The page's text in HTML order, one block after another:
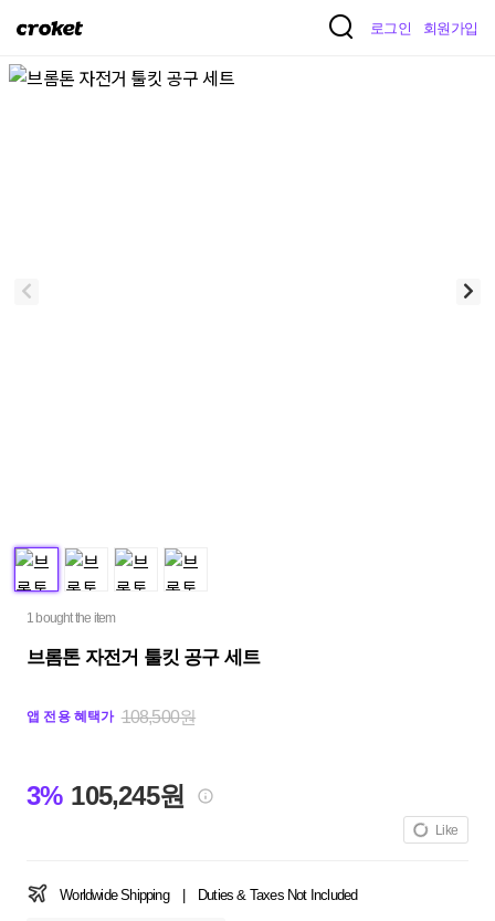
크
켓
로그인 회원가입
1 bought the item
브롬톤 자전거 툴킷 공구 세트
앱 전용 혜택가 108,500원
3% 105,245원
Like
Worldwide Shipping Duties & Taxes Not Included